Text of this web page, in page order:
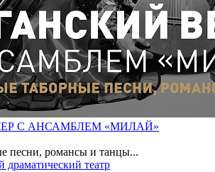
С АНСАМБЛЕМ «МИЛАЙ»
песни, романсы и танцы...
театр